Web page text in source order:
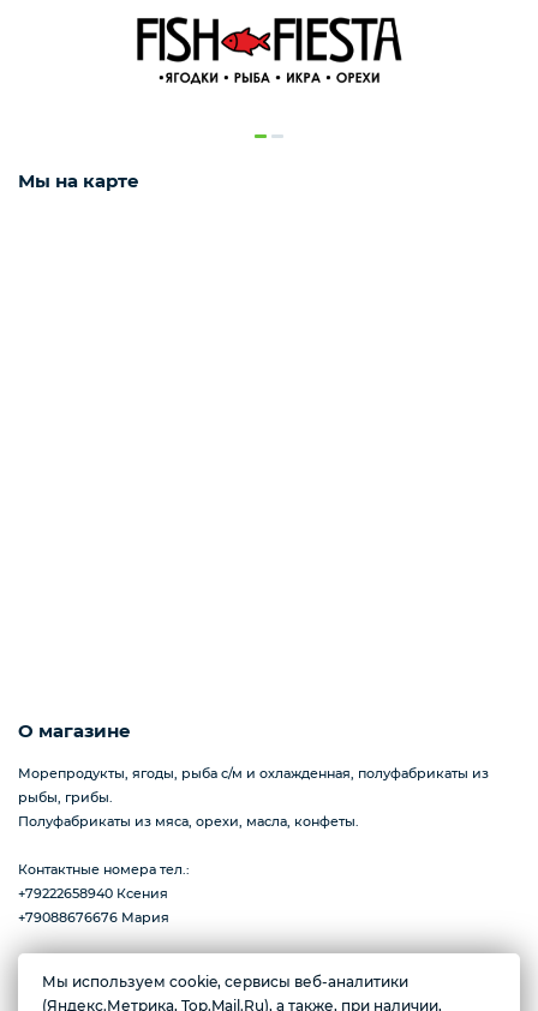
Соусы
Замороженная ягода
Мороженое
Наш канал в Telegram!
ЖМИ СЮДА ДЛЯ ПЕРЕХОДА
Мы на карте
О магазине
Морепродукты, ягоды, рыба с/м и охлажденная, полуфабрикаты из
рыбы, грибы.
Полуфабрикаты из мяса, орехи, масла, конфеты.
Контактные номера тел.:
+79222658940 Ксения
+79088676676 Мария
Мы используем cookie, сервисы веб-аналитики
(Яндекс.Метрика, Top.Mail.Ru), а также, при наличии,
Желаете подозвать сотрудника